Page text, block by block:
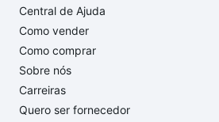
Central de Ajuda
Como vender
Como comprar
Sobre nós
Carreiras
Quero ser fornecedor